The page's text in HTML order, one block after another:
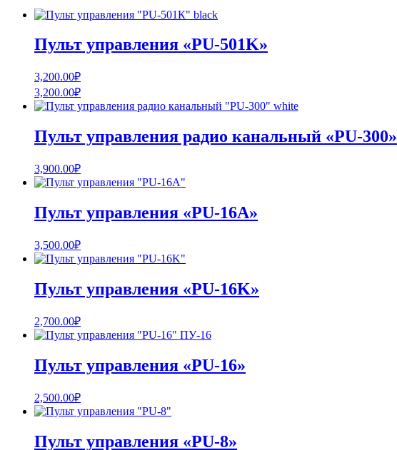
Пульт управления «PU-501K»
3,200.00₽
3,200.00₽
Пульт управления радио канальный «PU-300»
3,900.00₽
Пульт управления «PU-16A»
3,500.00₽
Пульт управления «PU-16K»
2,700.00₽
Пульт управления «PU-16»
2,500.00₽
Пульт управления «PU-8»